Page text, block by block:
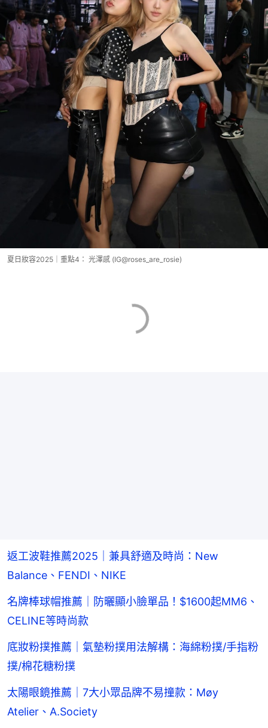
夏日妝容2025｜重點4： 光澤感 (IG@roses_are_rosie)
返工波鞋推薦2025｜兼具舒適及時尚：New
Balance、FENDI、NIKE
名牌棒球帽推薦｜防曬顯小臉單品！$1600起MM6、
CELINE等時尚款
底妝粉撲推薦｜氣墊粉撲用法解構：海綿粉撲/手指粉
撲/棉花糖粉撲
太陽眼鏡推薦｜7大小眾品牌不易撞款：Møy
Atelier、A.Society